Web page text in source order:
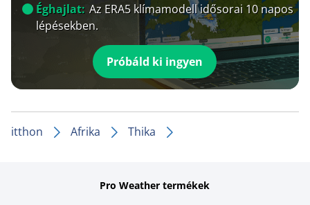
Éghajlat: Az ERA5 klímamodell idősorai 10 napos
lépésekben.
Próbáld ki ingyen
itthon Afrika Thika
Pro Weather termékek